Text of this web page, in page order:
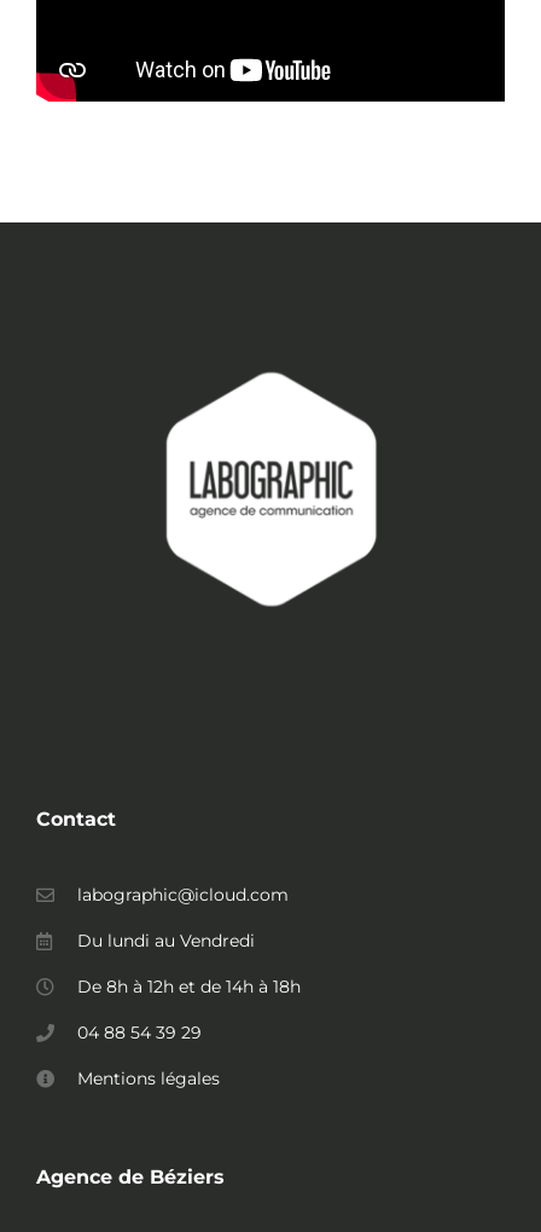
Contact
labographic@icloud.com
Du lundi au Vendredi
De 8h à 12h et de 14h à 18h
04 88 54 39 29
Mentions légales
Agence de Béziers